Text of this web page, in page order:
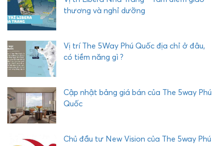
thương và nghỉ dưỡng
Vị trí The 5Way Phú Quốc địa chỉ ở đâu,
có tiềm năng gì ?
Cập nhật bảng giá bán của The 5way Phú
Quốc
Chủ đầu tư New Vision của The 5way Phú